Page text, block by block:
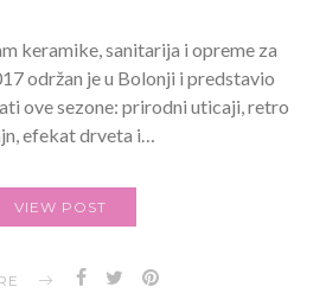
keramike, sanitarija i opreme za
održan je u Bolonji i predstavio
ove sezone: prirodni uticaji, retro
efekat drveta i…
VIEW POST